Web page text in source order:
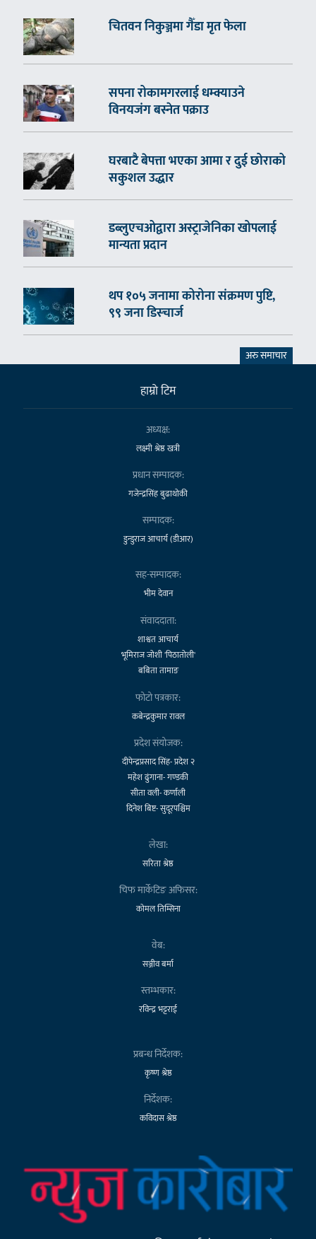
चितवन निकुञ्जमा गैँडा मृत फेला
सपना रोकामगरलाई धम्क्याउने
विनयजंग बस्नेत पक्राउ
घरबाटै बेपत्ता भएका आमा र दुई छोराको
सकुशल उद्धार
डब्लुएचओद्वारा अस्ट्राजेनिका खोपलाई
मान्यता प्रदान
थप १०५ जनामा कोरोना संक्रमण पुष्टि,
९९ जना डिस्चार्ज
अरु समाचार
हाम्राे टिम
अध्यक्ष:
लक्ष्मी श्रेष्ठ खत्री
प्रधान सम्पादक:
गजेन्द्रसिंह बुढाथोकी
सम्पादक:
डुन्डुराज आचार्य (डीआर)
सह-सम्पादक:
भीम देवान
संवाददाता:
शाश्वत आचार्य
भूमिराज जोशी 'पिठातोली'
बबिता तामाङ
फोटो पत्रकार:
कबेन्द्रकुमार रावल
प्रदेश संयोजक:
दीपेन्द्रप्रसाद सिंह- प्रदेश २
महेश ढुंगाना- गण्डकी
सीता वली- कर्णाली
दिनेश बिष्ट- सुदूरपश्चिम
लेखा:
सरिता श्रेष्ठ
चिफ मार्केटिङ अफिसर:
कोमल तिम्सिना
वेब:
सञ्जीव बर्मा
स्तम्भकार:
रविन्द्र भट्टराई
प्रबन्ध निर्देशक:
कृष्ण श्रेष्ठ
निर्देशक:
कविदास श्रेष्ठ